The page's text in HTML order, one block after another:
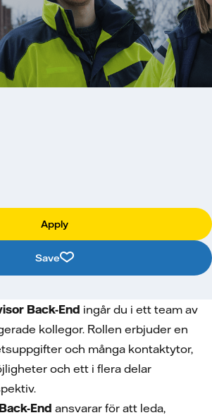
Apply
Save
Back-End ingår du i ett team av
kollegor. Rollen erbjuder en
och många kontaktytor,
och ett i flera delar
End ansvarar för att leda,